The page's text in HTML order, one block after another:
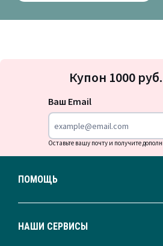
на
Купон 1000
Ваш Email
Оставьте вашу почту и получите
ПОМОЩЬ
НАШИ СЕРВИСЫ